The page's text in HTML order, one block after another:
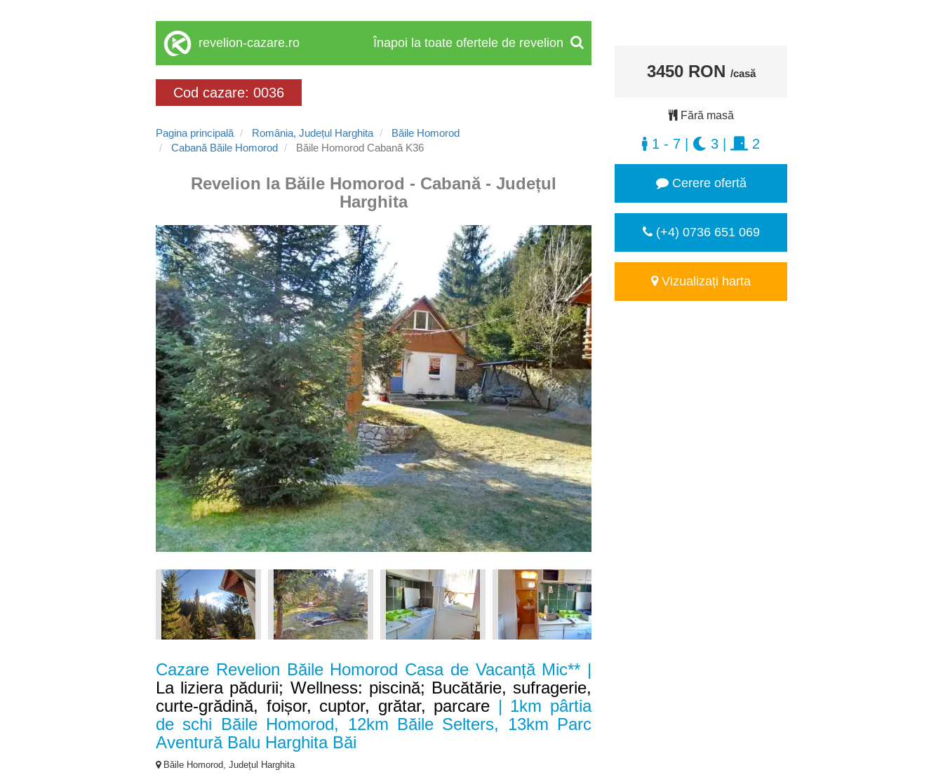
revelion-cazare.ro Înapoi la toate ofertele de revelion
Cod cazare: 0036
Pagina principală România, Județul Harghita
Băile Homorod
Cabană Băile Homorod
Băile Homorod Cabană K36
Revelion la Băile Homorod - Cabană - Județul
Harghita
Cazare Revelion Băile Homorod Casa de Vacanță Mic** |
La liziera pădurii; Wellness: piscină; Bucătărie, sufragerie,
curte-grădină, foișor, cuptor, grătar, parcare | 1km pârtia
de schi Băile Homorod, 12km Băile Selters, 13km Parc
Aventură Balu Harghita Băi
Băile Homorod, Județul Harghita
3450 RON /casă
Fără masă
1 - 7 3 2
Cerere ofertă
(+4) 0736 651 069
Vizualizați harta